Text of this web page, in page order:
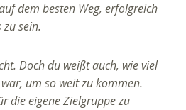
dem besten Weg, erfolgreich
sein.
Doch du weißt auch, wie viel
um so weit zu kommen.
die eigene Zielgruppe zu